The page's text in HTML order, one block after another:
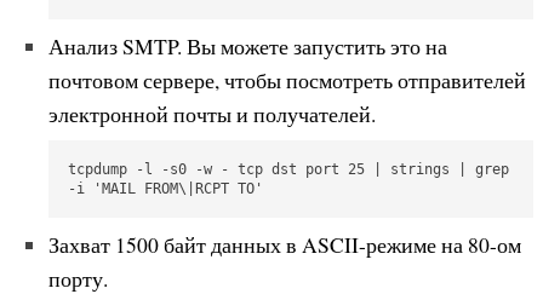
Анализ SMTP. Вы можете запустить это на
почтовом сервере, чтобы посмотреть отправителей
электронной почты и получателей.
tcpdump -l -s0 -w - tcp dst port 25 | strings | grep
-i 'MAIL FROM\|RCPT TO'
Захват 1500 байт данных в ASCII-режиме на 80-ом
порту.